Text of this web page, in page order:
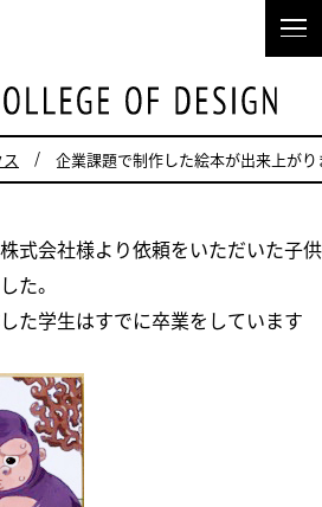
企業課題で制作した絵本が出来上がり
式会社様より依頼をいただいた子供
た。
た学生はすでに卒業をしています